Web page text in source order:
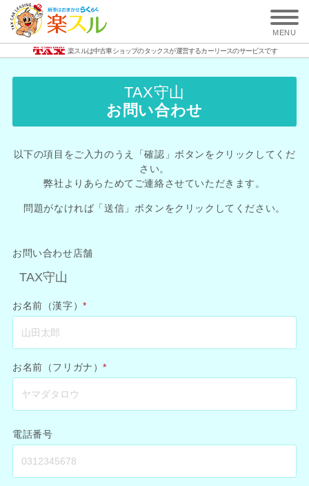
楽スルは中古車ショップのタックスが運営するカーリースのサービスです
MENU
TAX守山
お問い合わせ
以下の項目をご入力のうえ「確認」ボタンをクリックしてくだ
さい。
弊社よりあらためてご連絡させていただきます。
問題がなければ「送信」ボタンをクリックしてください。
お問い合わせ店舗
お名前（漢字）*
お名前（フリガナ）*
電話番号